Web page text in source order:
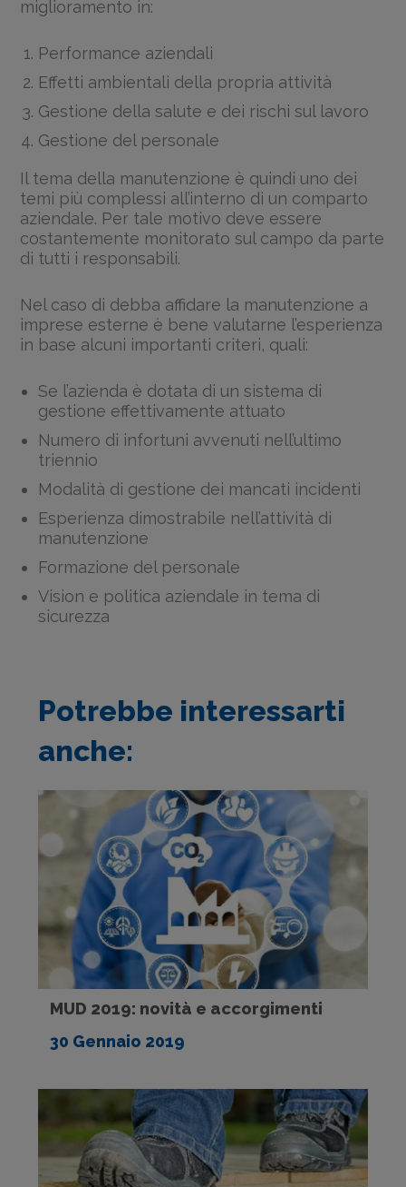
miglioramento in:
Performance aziendali
Effetti ambientali della propria attività
Gestione della salute e dei rischi sul lavoro
Gestione del personale
Il tema della manutenzione è quindi uno dei
temi più complessi all’interno di un comparto
aziendale. Per tale motivo deve essere
costantemente monitorato sul campo da parte
di tutti i responsabili.
Nel caso di debba affidare la manutenzione a
imprese esterne è bene valutarne l’esperienza
in base alcuni importanti criteri, quali:
Se l’azienda è dotata di un sistema di
gestione effettivamente attuato
Numero di infortuni avvenuti nell’ultimo
triennio
Modalità di gestione dei mancati incidenti
Esperienza dimostrabile nell’attività di
manutenzione
Formazione del personale
Vision e politica aziendale in tema di
sicurezza
Potrebbe interessarti
anche:
MUD 2019: novità e accorgimenti
30 Gennaio 2019